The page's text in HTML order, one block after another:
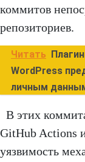
коммитов
репозиториев.
Читать
WordPress
личным
В этих
GitHub Actions
уязвимость